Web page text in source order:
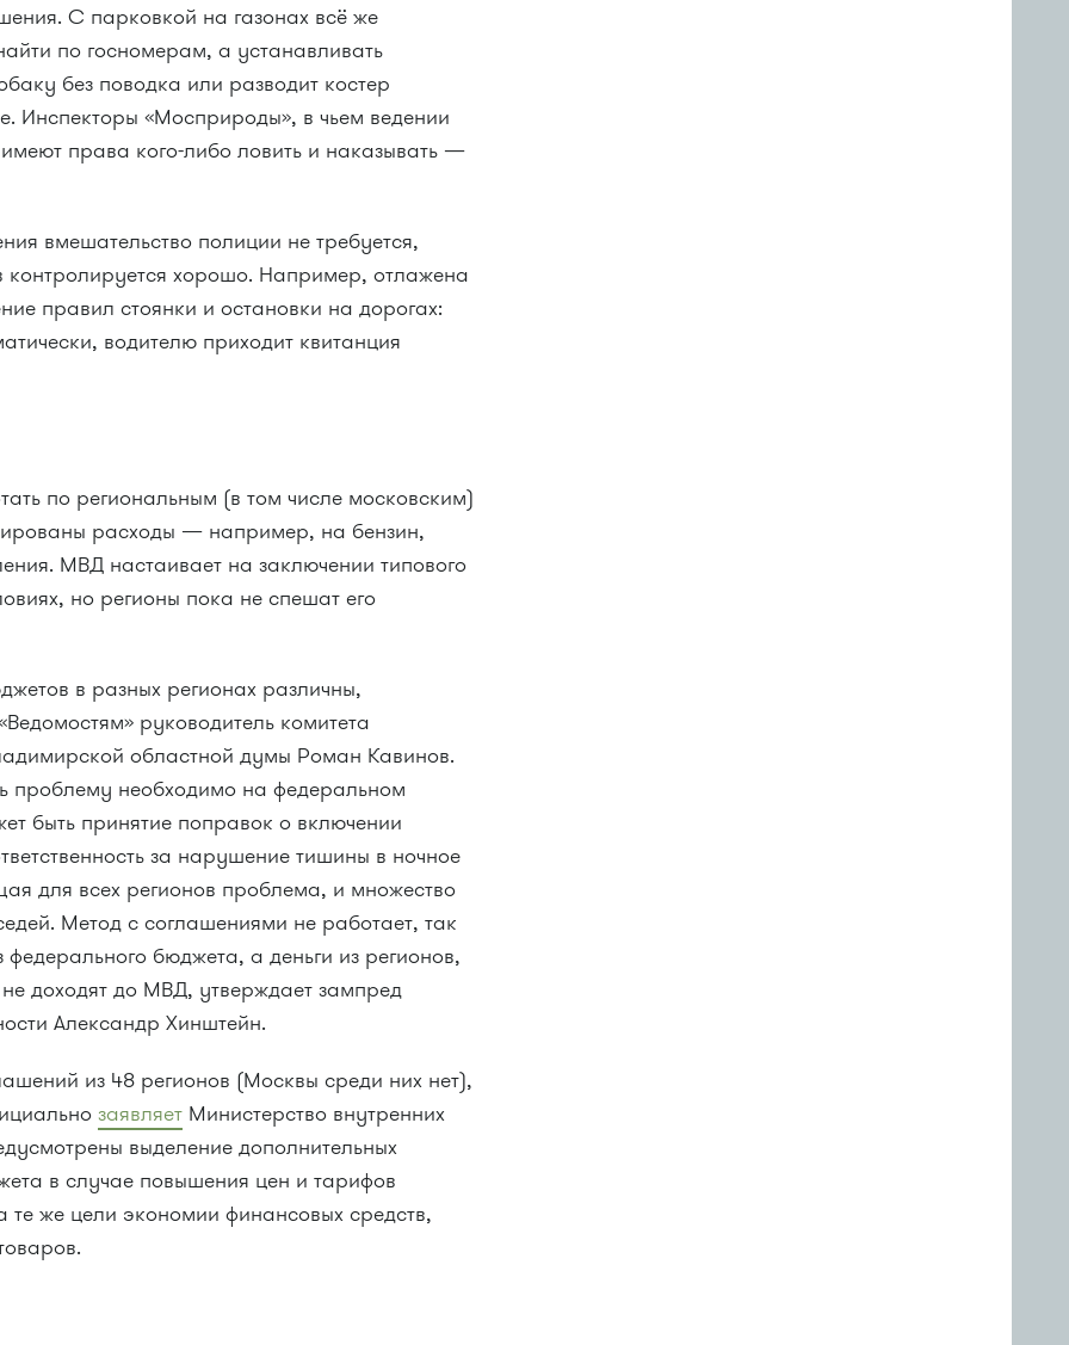
С парковкой на газонах всё же
по госномерам, а устанавливать
без поводка или разводит костер
Инспекторы «Мосприроды», в чьем ведении
права кого-либо ловить и наказывать —
вмешательство полиции не требуется,
контролируется хорошо. Например, отлажена
правил стоянки и остановки на дорогах:
водителю приходит квитанция
по региональным (в том числе московским)
расходы — например, на бензин,
МВД настаивает на заключении типового
но регионы пока не спешат его
в разных регионах различны,
руководитель комитета
областной думы Роман Кавинов.
проблему необходимо на федеральном
быть принятие поправок о включении
за нарушение тишины в ночное
для всех регионов проблема, и множество
Метод с соглашениями не работает, так
бюджета, а деньги из регионов,
доходят до МВД, утверждает зампред
Александр Хинштейн.
из 48 регионов (Москвы среди них нет),
заявляет Министерство внутренних
выделение дополнительных
в случае повышения цен и тарифов
же цели экономии финансовых средств,